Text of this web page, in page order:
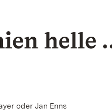
helle
oder Jan Enns